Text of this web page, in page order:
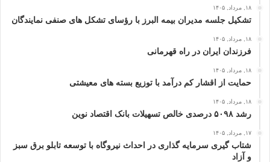
۱۸, مرداد, ۱۴۰۵
تشکیل جلسه مدیران بیمه البرز با رؤسای تشکل های صنفی نمایندگان
۱۸, مرداد, ۱۴۰۵
فرزندان ایران در راه قهرمانی
۱۸, مرداد, ۱۴۰۵
حمایت از اقشار کم‌ درآمد با توزیع بسته‌ های معیشتی
۱۸, مرداد, ۱۴۰۵
رشد ۵۰۹۸ درصدی خالص تسهیلات بانک اقتصاد نوین
۱۷, مرداد, ۱۴۰۵
شتاب گیری سرمایه گذاری در احداث نیروگاه با توسعه تابلو برق سبز
و آزاد